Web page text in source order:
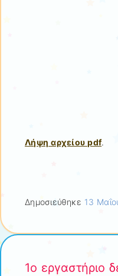
Λήψη αρχείου pdf.
Δημοσιεύθηκε 13
1o εργαστήριο